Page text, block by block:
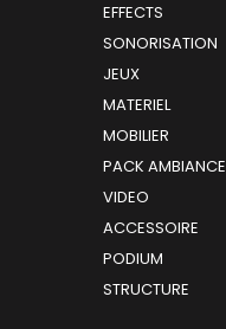
EFFECTS
SONORISATION
JEUX
MATERIEL
MOBILIER
PACK AMBIANCE
VIDEO
ACCESSOIRE
PODIUM
STRUCTURE